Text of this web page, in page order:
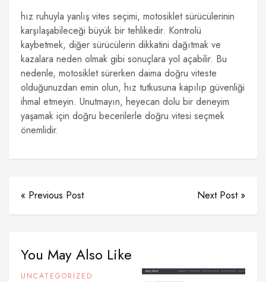
hız ruhuyla yanlış vites seçimi, motosiklet sürücülerinin
karşılaşabileceği büyük bir tehlikedir. Kontrolü
kaybetmek, diğer sürücülerin dikkatini dağıtmak ve
kazalara neden olmak gibi sonuçlara yol açabilir. Bu
nedenle, motosiklet sürerken daima doğru viteste
olduğunuzdan emin olun, hız tutkusuna kapılıp güvenliği
ihmal etmeyin. Unutmayın, heyecan dolu bir deneyim
yaşamak için doğru becerilerle doğru vitesi seçmek
önemlidir.
« Previous Post Next Post »
You May Also Like
UNCATEGORIZED